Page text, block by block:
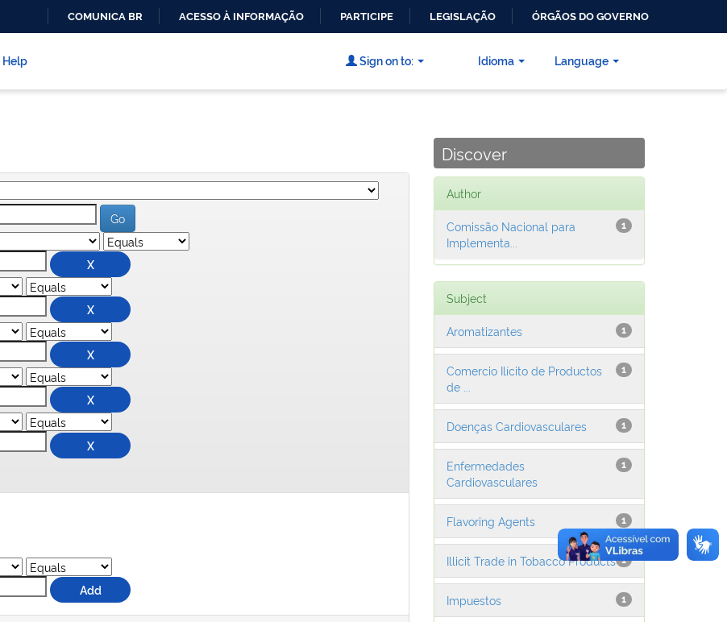
CONTEÚDO
COMUNICA BR ACESSO À INFORMAÇÃO PARTICIPE LEGISLAÇÃO ÓRGÃOS DO GOVERNO
Help Language
Sign on to: Idioma
Discover
Author
1
Comissão Nacional para
Implementa...
Subject
1
Aromatizantes
1
Comercio Ilícito de Productos
de ...
1
Doenças Cardiovasculares
1
Enfermedades
Cardiovasculares
1
Flavoring Agents
1
Illicit Trade in Tobacco Products
1
Impuestos